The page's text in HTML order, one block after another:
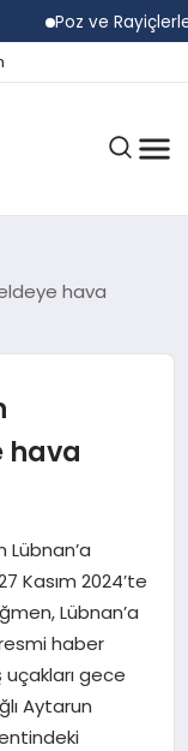
Poz ve Rayiçlerle
hava
hava
Lübnan’a
Kasım 2024’te
Lübnan’a
haber
uçakları gece
Aytarun